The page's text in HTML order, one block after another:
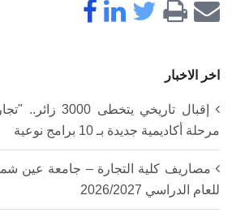
اخر الاخبار
إقبال تاريخي
مرحلة أكاديمية جديدة بـ 10 برامج نوعية
مصاريف كلية التجارة – جامعة عين
للعام الدراسي 2026/2027